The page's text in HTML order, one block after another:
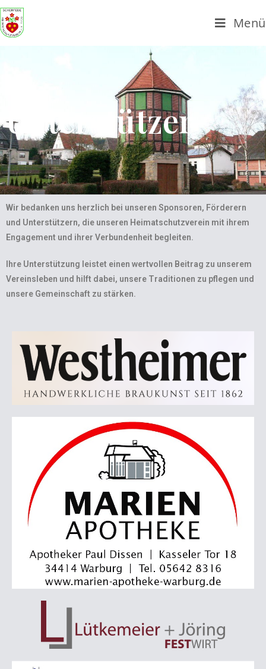
Menü
Unterstützer
Wir bedanken uns herzlich bei unseren Sponsoren, Förderern
und Unterstützern, die unseren Heimatschutzverein mit ihrem
Engagement und ihrer Verbundenheit begleiten.
Ihre Unterstützung leistet einen wertvollen Beitrag zu unserem
Vereinsleben und hilft dabei, unsere Traditionen zu pflegen und
unsere Gemeinschaft zu stärken.